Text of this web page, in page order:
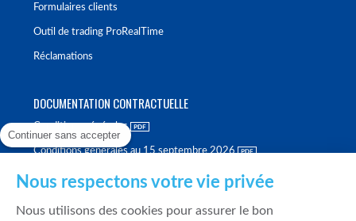
Formulaires clients
Outil de trading ProRealTime
Réclamations
DOCUMENTATION CONTRACTUELLE
Conditions générales
Conditions générales au 15 septembre 2026
Continuer sans accepter
Nous respectons votre vie privée
Nous utilisons des cookies pour assurer le bon